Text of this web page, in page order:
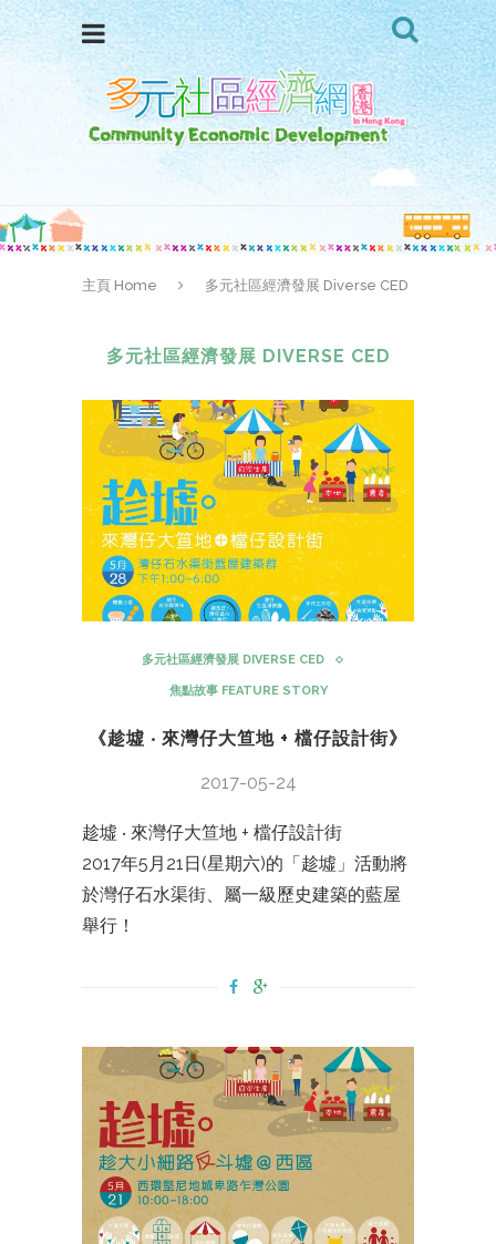
主頁 Home 多元社區經濟發展 Diverse CED
多元社區經濟發展 DIVERSE CED
多元社區經濟發展 DIVERSE CED
焦點故事 FEATURE STORY
《趁墟 ‧ 來灣仔大笪地 + 檔仔設計街》
2017-05-24
趁墟 ‧ 來灣仔大笪地 + 檔仔設計街
2017年5月21日(星期六)的「趁墟」活動將
於灣仔石水渠街、屬一級歷史建築的藍屋
舉行！